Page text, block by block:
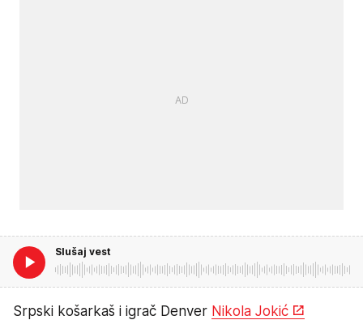
Slušaj vest
Srpski košarkaš i igrač Denver Nikola Jokić